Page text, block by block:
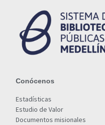
Conócenos
Estadísticas
Estudio de Valor
Documentos misionales